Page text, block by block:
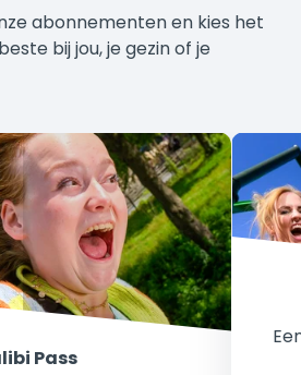
abonnementen en kies het
bij jou, je gezin of je
Pass